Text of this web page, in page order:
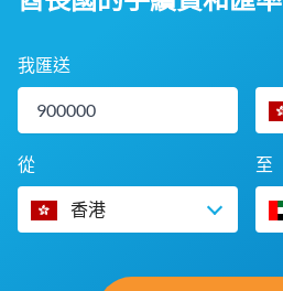
我匯送
從
香港
至